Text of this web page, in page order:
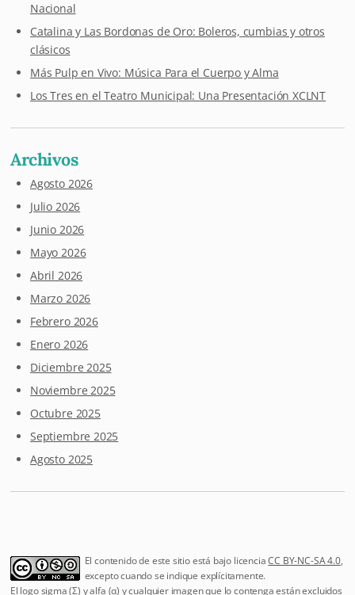
Nacional
Catalina y Las Bordonas de Oro: Boleros, cumbias y otros
clásicos
Más Pulp en Vivo: Música Para el Cuerpo y Alma
Los Tres en el Teatro Municipal: Una Presentación XCLNT
Archivos
Agosto 2026
Julio 2026
Junio 2026
Mayo 2026
Abril 2026
Marzo 2026
Febrero 2026
Enero 2026
Diciembre 2025
Noviembre 2025
Octubre 2025
Septiembre 2025
Agosto 2025
El contenido de este sitio está bajo licenciaCC BY-NC-SA 4.0,
excepto cuando se indique explícitamente.
El logo sigma (Σ) y alfa (α) y cualquier imagen que lo contenga están excluidos